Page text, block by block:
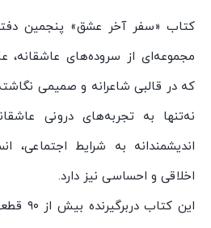
کتاب «سفر آخر عشق» پنجمین
مجموعه‌ای از سروده‌های عاشقانه،
که در قالبی شاعرانه و صمیمی
نه‌تنها به تجربه‌های درونی
اندیشمندانه به شرایط اجتماعی،
اخلاقی و احساسی نیز دارد.
این